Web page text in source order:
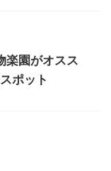
楽園がオスス
ポット